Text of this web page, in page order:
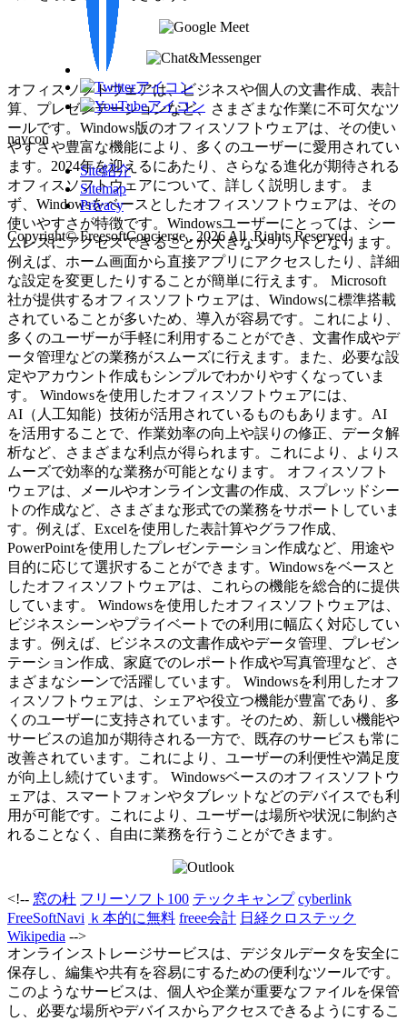
オフィスソフトウェアは、ビジネスや個人の文書作成、表計
算、プレゼンテーションなど、さまざまな作業に不可欠なツ
ールです。Windows版のオフィスソフトウェアは、その使い
やすさや豊富な機能により、多くのユーザーに愛用されてい
ます。2024年を迎えるにあたり、さらなる進化が期待される
オフィスソフトウェアについて、詳しく説明します。 ま
ず、Windowsをベースとしたオフィスソフトウェアは、その
使いやすさが特徴です。Windowsユーザーにとっては、シー
ムレスにアクセスできることが大きなメリットとなります。
例えば、ホーム画面から直接アプリにアクセスしたり、詳細
な設定を変更したりすることが簡単に行えます。 Microsoft
社が提供するオフィスソフトウェアは、Windowsに標準搭載
されていることが多いため、導入が容易です。これにより、
多くのユーザーが手軽に利用することができ、文書作成やデ
ータ管理などの業務がスムーズに行えます。また、必要な設
定やアカウント作成もシンプルでわかりやすくなっていま
す。 Windowsを使用したオフィスソフトウェアには、
AI（人工知能）技術が活用されているものもあります。AI
を活用することで、作業効率の向上や誤りの修正、データ解
析など、さまざまな利点が得られます。これにより、よりス
ムーズで効率的な業務が可能となります。 オフィスソフト
ウェアは、メールやオンライン文書の作成、スプレッドシー
トの作成など、さまざまな形式での業務をサポートしていま
す。例えば、Excelを使用した表計算やグラフ作成、
PowerPointを使用したプレゼンテーション作成など、用途や
目的に応じて選択することができます。Windowsをベースと
したオフィスソフトウェアは、これらの機能を総合的に提供
しています。 Windowsを使用したオフィスソフトウェアは、
ビジネスシーンやプライベートでの利用に幅広く対応してい
ます。例えば、ビジネスの文書作成やデータ管理、プレゼン
テーション作成、家庭でのレポート作成や写真管理など、さ
まざまなシーンで活躍しています。 Windowsを利用したオフ
ィスソフトウェアは、シェアや役立つ機能が豊富であり、多
くのユーザーに支持されています。そのため、新しい機能や
サービスの追加が期待される一方で、既存のサービスも常に
改善されています。これにより、ユーザーの利便性や満足度
が向上し続けています。 Windowsベースのオフィスソフトウ
ェアは、スマートフォンやタブレットなどのデバイスでも利
用が可能です。これにより、ユーザーは場所や状況に制約さ
れることなく、自由に業務を行うことができます。
<!-- 窓の杜 フリーソフト100 テックキャンプ cyberlink
FreeSoftNavi ｋ本的に無料 freee会計 日経クロステック
Wikipedia -->
オンラインストレージサービスは、デジタルデータを安全に
保存し、編集や共有を容易にするための便利なツールです。
このようなサービスは、個人や企業が重要なファイルを保管
し、必要な場所やデバイスからアクセスできるようにするこ
navcon
Site紹介
Sitemap
Privacy
Copyright© FreesoftConcierge , 2026 All Rights Reserved.